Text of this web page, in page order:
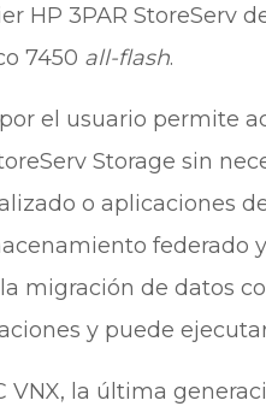
HP 3PAR StoreServ
7450 all-flash.
el usuario permite
Storage sin
o aplicaciones
federado
migración de datos
y puede
VNX, la última